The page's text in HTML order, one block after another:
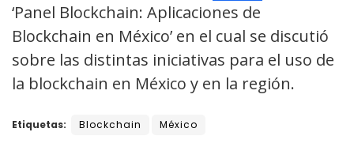
‘Panel Blockchain: Aplicaciones de
Blockchain en México’ en el cual se discutió
sobre las distintas iniciativas para el uso de
la blockchain en México y en la región.
Etiquetas: Blockchain México